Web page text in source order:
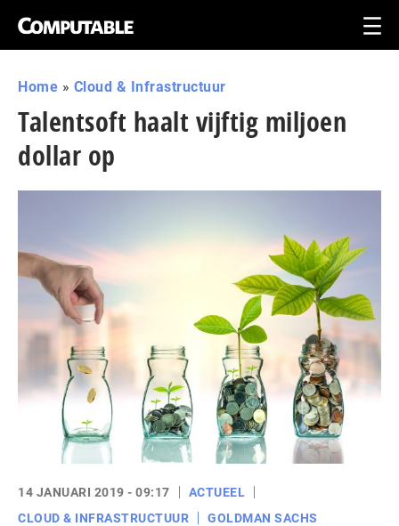
Home » Cloud & Infrastructuur
Talentsoft haalt vijftig miljoen
dollar op
14 JANUARI 2019 - 09:17
ACTUEEL
CLOUD & INFRASTRUCTUUR
GOLDMAN SACHS